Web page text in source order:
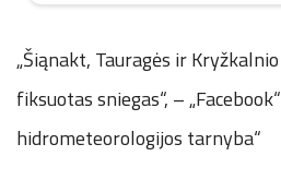
„Šiąnakt, Tauragės ir
fiksuotas sniegas“, –
hidrometeorologijos tarnyba“